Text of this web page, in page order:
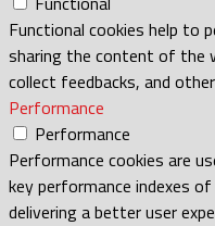
Functional cookies help to
sharing the content of the
collect feedbacks, and
Performance
Performance
Performance cookies are
key performance indexes
delivering a better user